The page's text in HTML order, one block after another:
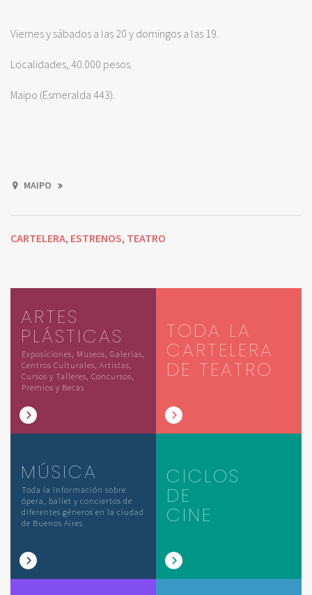
Viernes y sábados a las 20 y domingos a las 19.
Localidades, 40.000 pesos.
Maipo (Esmeralda 443).
MAIPO
CARTELERA, ESTRENOS, TEATRO
ARTES
PLÁSTICAS
Exposiciones, Museos, Galerías,
Centros Culturales, Artistas,
Cursos y Talleres, Concursos,
Premios y Becas
TODA LA
CARTELERA
DE TEATRO
MÚSICA
Toda la información sobre
ópera, ballet y conciertos de
diferentes géneros en la ciudad
de Buenos Aires
CICLOS
DE
CINE